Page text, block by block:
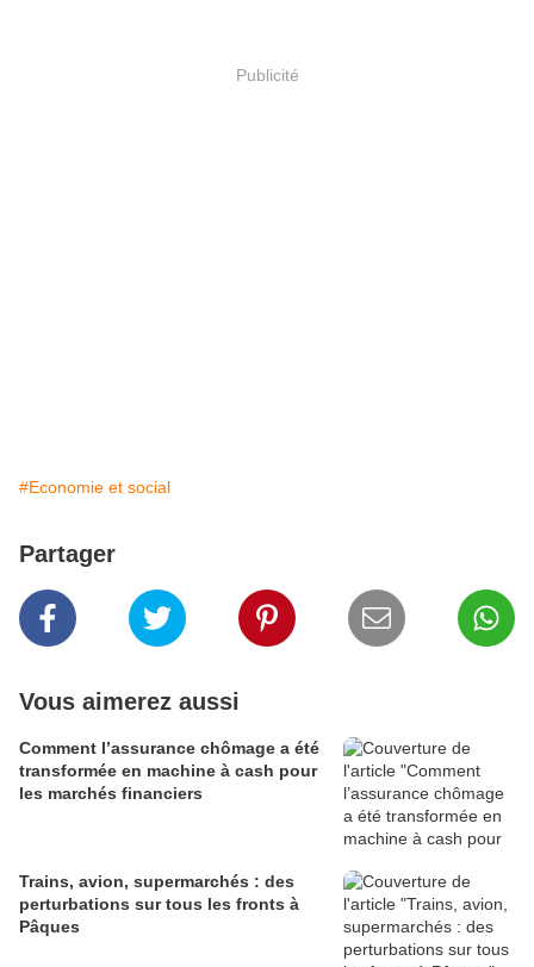
Publicité
#Economie et social
Partager
Vous aimerez aussi
Comment l’assurance chômage a été
transformée en machine à cash pour
les marchés financiers
Trains, avion, supermarchés : des
perturbations sur tous les fronts à
Pâques